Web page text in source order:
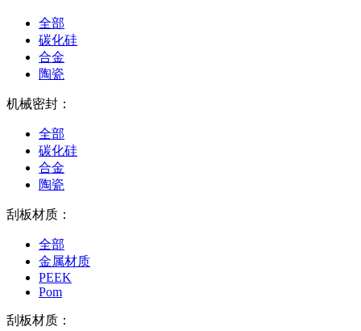
全部
碳化硅
合金
陶瓷
机械密封：
全部
碳化硅
合金
陶瓷
刮板材质：
全部
金属材质
PEEK
Pom
刮板材质：